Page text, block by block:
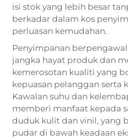
isi stok yang lebih besar
berkadar dalam kos
perluasan kemudahan.
Penyimpanan
jangka hayat produk dan
kemerosotan kualiti yang
kepuasan pelanggan serta
Kawalan suhu dan
memberi manfaat kepada
duduk kulit dan vinil, yang
pudar di bawah keadaan